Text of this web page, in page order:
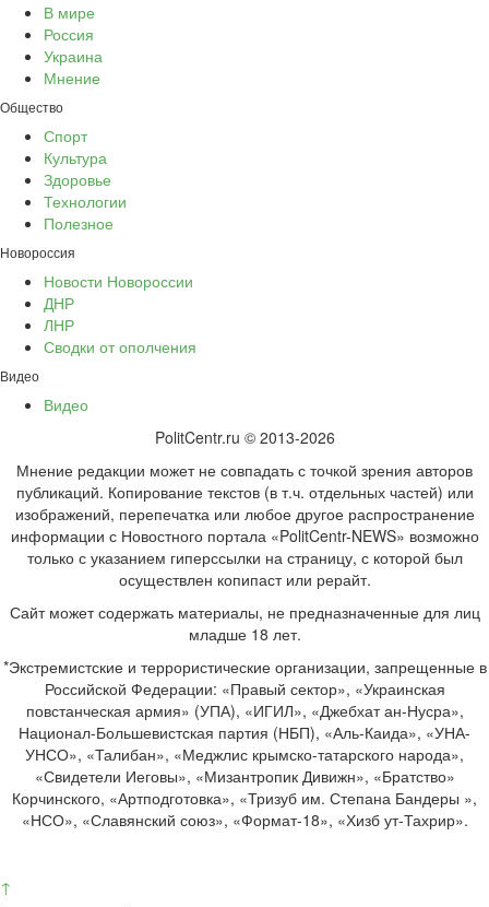
В мире
Россия
Украина
Мнение
Общество
Спорт
Культура
Здоровье
Технологии
Полезное
Новороссия
Новости Новороссии
ДНР
ЛНР
Сводки от ополчения
Видео
Видео
PolitCentr.ru © 2013-2026
Мнение редакции может не совпадать с точкой зрения авторов
публикаций. Копирование текстов (в т.ч. отдельных частей) или
изображений, перепечатка или любое другое распространение
информации с Новостного портала «PolitCentr-NEWS» возможно
только с указанием гиперссылки на страницу, с которой был
осуществлен копипаст или рерайт.
Сайт может содержать материалы, не предназначенные для лиц
младше 18 лет.
*Экстремистские и террористические организации, запрещенные в
Российской Федерации: «Правый сектор», «Украинская
повстанческая армия» (УПА), «ИГИЛ», «Джебхат ан-Нусра»,
Национал-Большевистская партия (НБП), «Аль-Каида», «УНА-
УНСО», «Талибан», «Меджлис крымско-татарского народа»,
«Свидетели Иеговы», «Мизантропик Дивижн», «Братство»
Корчинского, «Артподготовка», «Тризуб им. Степана Бандеры »,
«НСО», «Славянский союз», «Формат-18», «Хизб ут-Тахрир».
↑